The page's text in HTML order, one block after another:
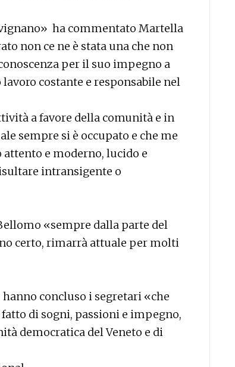
ha commentato Martella
non ce ne è stata una che non
per il suo impegno a
costante e responsabile nel
a favore della comunità e in
sempre si è occupato e che me
e moderno, lucido e
intransigente o
«sempre dalla parte del
certo, rimarrà attuale per molti
concluso i segretari «che
di sogni, passioni e impegno,
democratica del Veneto e di